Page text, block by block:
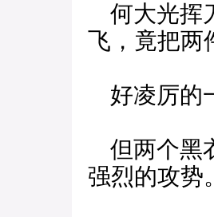
何大光挥
飞，竟把两
好凌厉的
但两个黑
强烈的攻势。